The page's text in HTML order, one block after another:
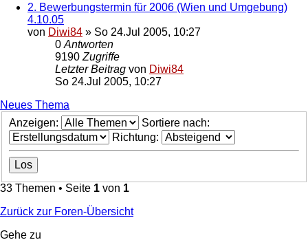
2. Bewerbungstermin für 2006 (Wien und Umgebung)
4.10.05
von Diwi84 » So 24.Jul 2005, 10:27
0 Antworten
9190 Zugriffe
Letzter Beitrag von Diwi84
So 24.Jul 2005, 10:27
Neues Thema
Anzeigen:
Sortiere nach:
Richtung:
33 Themen • Seite 1 von 1
Zurück zur Foren-Übersicht
Gehe zu